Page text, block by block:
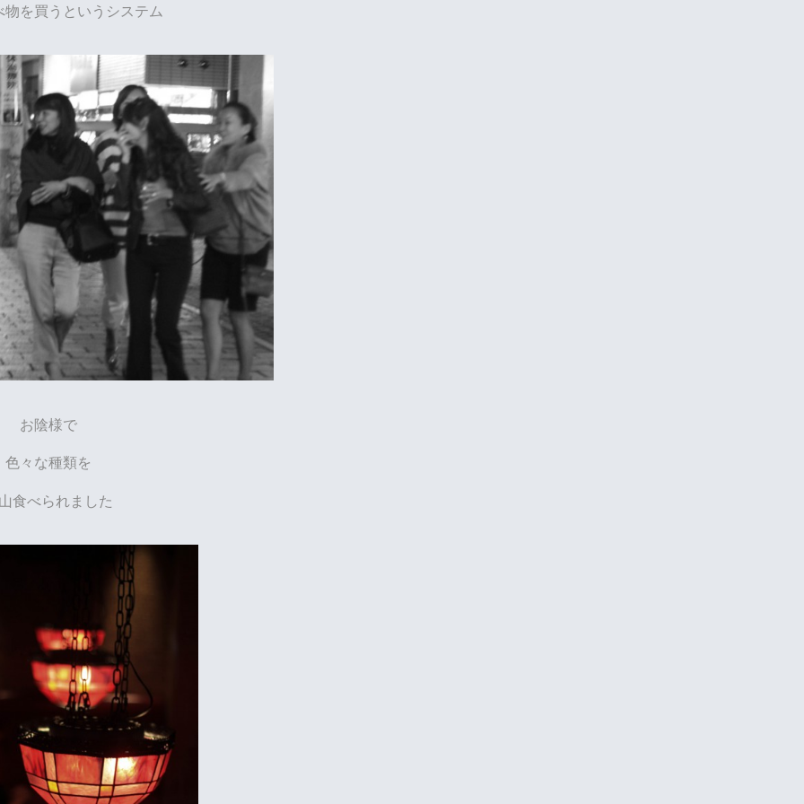
物を買うというシステム
お陰様で
色々な種類を
食べられました